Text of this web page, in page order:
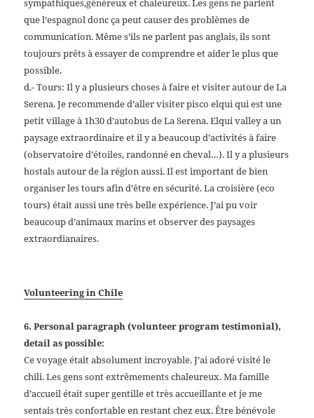
sympathiques,généreux et chaleureux. Les gens ne parlent
que l’espagnol donc ça peut causer des problèmes de
communication. Même s’ils ne parlent pas anglais, ils sont
toujours prêts à essayer de comprendre et aider le plus que
possible.
d.- Tours: Il y a plusieurs choses à faire et visiter autour de La
Serena. Je recommende d’aller visiter pisco elqui qui est une
petit village à 1h30 d’autobus de La Serena. Elqui valley a un
paysage extraordinaire et il y a beaucoup d’activités à faire
(observatoire d’étoiles, randonné en cheval…). Il y a plusieurs
hostals autour de la région aussi. Il est important de bien
organiser les tours afin d’être en sécurité. La croisière (eco
tours) était aussi une très belle expérience. J’ai pu voir
beaucoup d’animaux marins et observer des paysages
extraordianaires.
Volunteering in Chile
6. Personal paragraph (volunteer program testimonial),
detail as possible:
Ce voyage était absolument incroyable. J’ai adoré visité le
chili. Les gens sont extrêmements chaleureux. Ma famille
d’accueil était super gentille et très accueillante et je me
sentais très confortable en restant chez eux. Être bénévole